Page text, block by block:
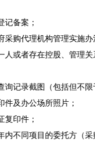
记备案；
采购代理机构管理实施
人或者存在控股、管理
询记录截图（包括但不限
件及办公场所照片；
复印件；
内不同项目的委托方（